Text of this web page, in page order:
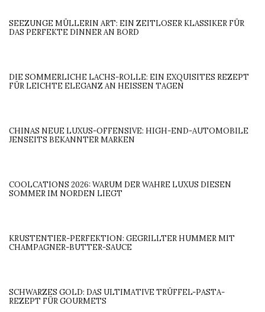
SEEZUNGE MÜLLERIN ART: EIN ZEITLOSER KLASSIKER FÜR
DAS PERFEKTE DINNER AN BORD
DIE SOMMERLICHE LACHS-ROLLE: EIN EXQUISITES REZEPT
FÜR LEICHTE ELEGANZ AN HEISSEN TAGEN
CHINAS NEUE LUXUS-OFFENSIVE: HIGH-END-AUTOMOBILE
JENSEITS BEKANNTER MARKEN
COOLCATIONS 2026: WARUM DER WAHRE LUXUS DIESEN
SOMMER IM NORDEN LIEGT
KRUSTENTIER-PERFEKTION: GEGRILLTER HUMMER MIT
CHAMPAGNER-BUTTER-SAUCE
SCHWARZES GOLD: DAS ULTIMATIVE TRÜFFEL-PASTA-
REZEPT FÜR GOURMETS